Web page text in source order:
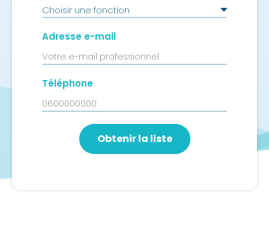
Adresse e-mail
Téléphone